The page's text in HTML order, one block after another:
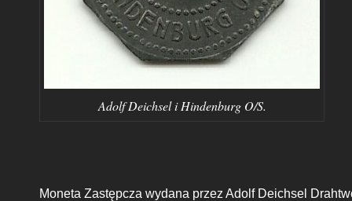
Adolf Deichsel i Hindenburg O/S.
Moneta Zastępcza wydana przez Adolf Deichsel